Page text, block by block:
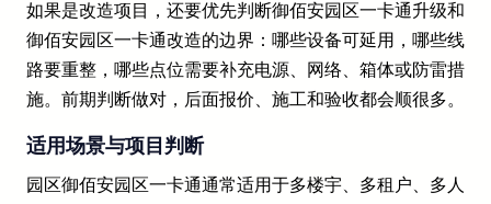
如果是改造项目，还要优先判断御佰安园区一卡通升级和
御佰安园区一卡通改造的边界：哪些设备可延用，哪些线
路要重整，哪些点位需要补充电源、网络、箱体或防雷措
施。前期判断做对，后面报价、施工和验收都会顺很多。
适用场景与项目判断
园区御佰安园区一卡通通常适用于多楼宇、多租户、多人